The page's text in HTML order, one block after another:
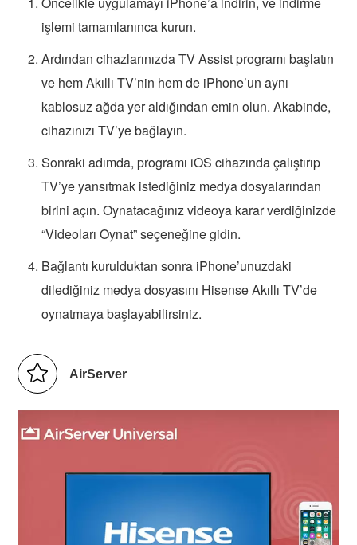
işlemi tamamlanınca kurun.
Ardından cihazlarınızda TV Assist programı başlatın
ve hem Akıllı TV’nin hem de iPhone’un aynı
kablosuz ağda yer aldığından emin olun. Akabinde,
cihazınızı TV’ye bağlayın.
Sonraki adımda, programı iOS cihazında çalıştırıp
TV’ye yansıtmak istediğiniz medya dosyalarından
birini açın. Oynatacağınız videoya karar verdiğinizde
“Videoları Oynat” seçeneğine gidin.
Bağlantı kurulduktan sonra iPhone’unuzdaki
dilediğiniz medya dosyasını Hisense Akıllı TV’de
oynatmaya başlayabilirsiniz.
AirServer